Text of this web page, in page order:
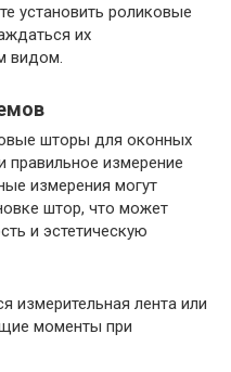
установить роликовые
их
видом.
шторы для оконных
правильное измерение
измерения могут
штор, что может
и эстетическую
измерительная лента или
моменты при